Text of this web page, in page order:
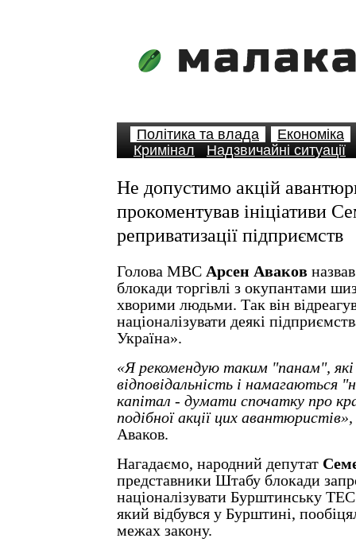
Політика та влада
Економіка
Кримінал
Надзвичайні ситуації
Не допустимо акцій
прокоментував ініціативи
реприватизації підприємств
Голова МВС Арсен Аваков
блокади торгівлі з окупантами
хворими людьми. Так він
націоналізувати деякі
Україна».
«Я рекомендую таким "панам",
відповідальність і намагаються
капітал - думати спочатку про
подібної акції цих авантюристів»,
Аваков.
Нагадаємо, народний депутат
представники Штабу блокади
націоналізувати Бурштинську
який відбувся у Бурштині,
межах закону.